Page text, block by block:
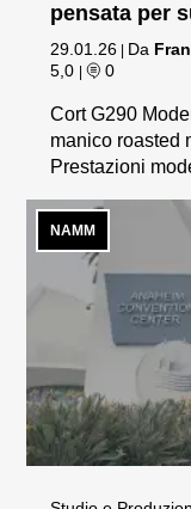
pensata per
29.01.26 Da
5,0
| 0
Cort G290
manico roasted
Prestazioni
NAMM